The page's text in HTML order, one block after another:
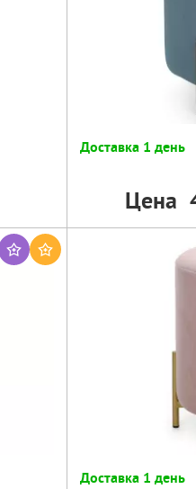
Доставка 1 день
Цена
Доставка 1 день